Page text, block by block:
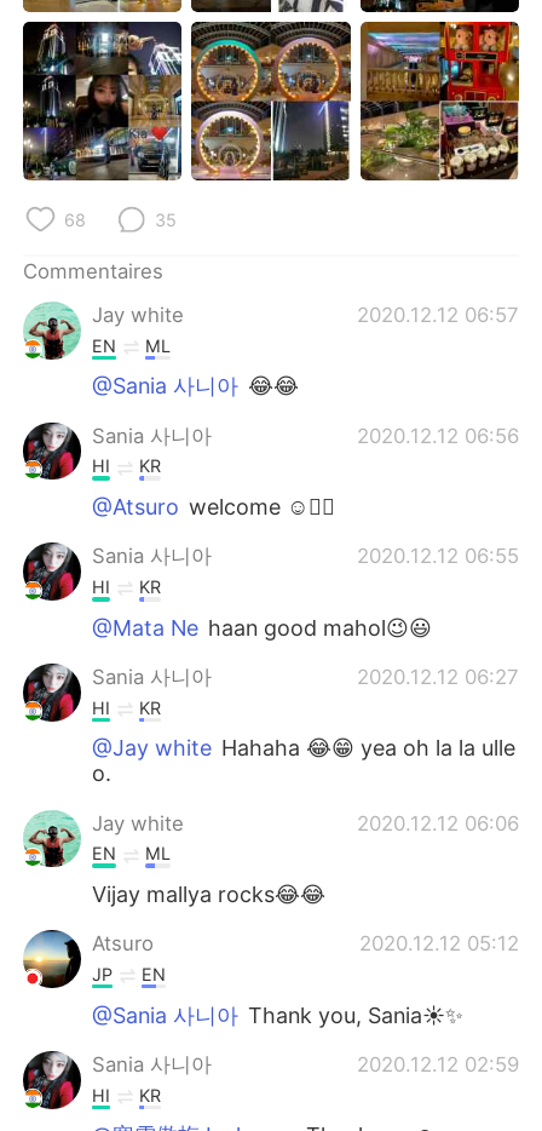
68 35
Commentaires
Jay white
2020.12.12 06:57
EN ML
@Sania 사니아 😂😂
Sania 사니아 2020.12.12 06:56
HI KR
@Atsuro welcome ☺️✌🏻
Sania 사니아 2020.12.12 06:55
HI KR
@Mata Ne haan good mahol😉😃
Sania 사니아 2020.12.12 06:27
HI KR
@Jay white Hahaha 😂😁 yea oh la la ulle
o.
Jay white 2020.12.12 06:06
EN ML
Vijay mallya rocks😂😂
Atsuro 2020.12.12 05:12
JP EN
@Sania 사니아 Thank you, Sania☀✨
Sania 사니아 2020.12.12 02:59
HI KR